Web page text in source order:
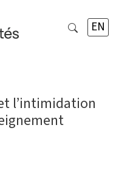
EN
l’intimidation